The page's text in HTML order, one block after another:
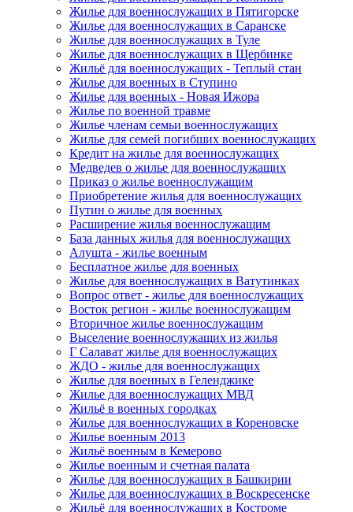
Жилье для военнослужащих в Пятигорске
Жилье для военнослужащих в Саранске
Жилье для военнослужащих в Туле
Жилье для военнослужащих в Щербинке
Жильё для военнослужащих - Теплый стан
Жилье для военных в Ступино
Жилье для военных - Новая Ижора
Жилье по военной травме
Жилье членам семьи военнослужащих
Жилье для семей погибших военнослужащих
Кредит на жилье для военнослужащих
Медведев о жилье для военнослужащих
Приказ о жилье военнослужащим
Приобретение жилья для военнослужащих
Путин о жилье для военных
Расширение жилья военнослужащим
База данных жилья для военнослужащих
Алушта - жилье военным
Бесплатное жилье для военных
Жилье для военнослужащих в Ватутинках
Вопрос ответ - жилье для военнослужащих
Восток регион - жилье военнослужащим
Вторичное жилье военнослужащим
Выселение военнослужащих из жилья
Г Салават жилье для военнослужащих
ЖДО - жилье для военнослужащих
Жилье для военных в Геленджике
Жилье для военнослужащих МВД
Жильё в военных городках
Жилье для военнослужащих в Кореновске
Жилье военным 2013
Жильё военным в Кемерово
Жилье военным и счетная палата
Жилье для военнослужащих в Башкирии
Жилье для военнослужащих в Воскресенске
Жильё для военнослужащих в Костроме